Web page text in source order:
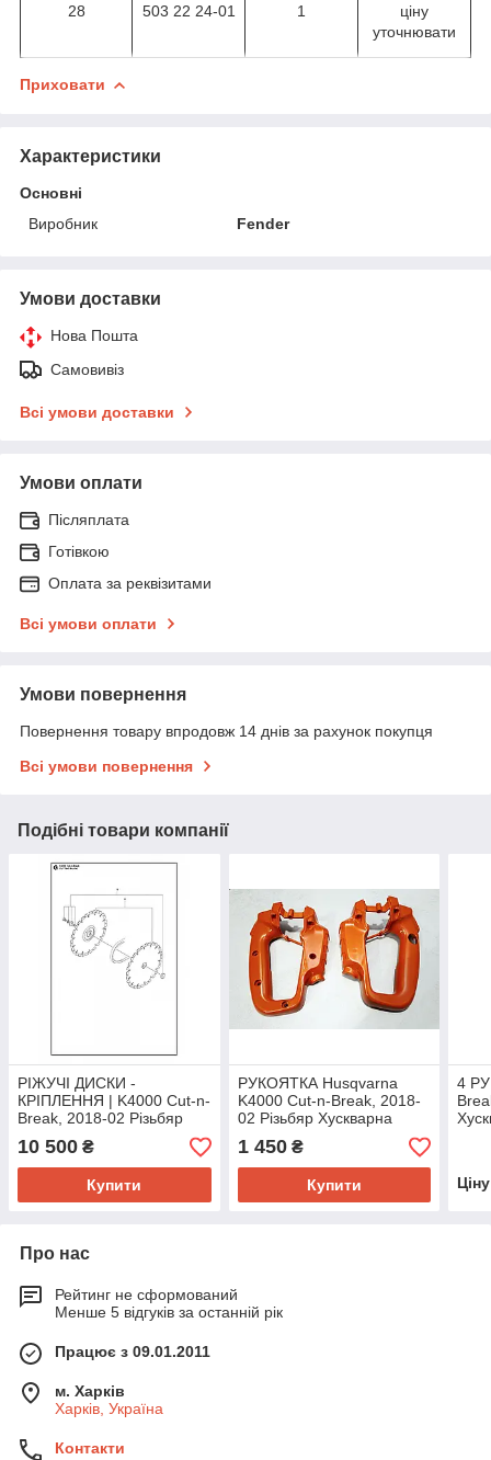
28 503 22 24-01 1
ціну
уточнювати
Приховати
Характеристики
Основні
Виробник
Fender
Умови доставки
Нова Пошта
Самовивіз
Всі умови доставки
Умови оплати
Післяплата
Готівкою
Оплата за реквізитами
Всі умови оплати
Умови повернення
Повернення товару впродовж 14 днів за рахунок покупця
Всі умови повернення
Подібні товари компанії
РІЖУЧІ ДИСКИ -
КРІПЛЕННЯ | K4000 Cut-n-
Break, 2018-02 Різьбяр
Husqvarna
10 500 ₴
Купити
РУКОЯТКА Husqvarna
K4000 Cut-n-Break, 2018-
02 Різьбяр Хускварна
1 450₴
Купити
4
Про нас
Рейтинг не сформований
Менше 5 відгуків за останній рік
Працює з 09.01.2011
м. Харків
Харків, Україна
Контакти